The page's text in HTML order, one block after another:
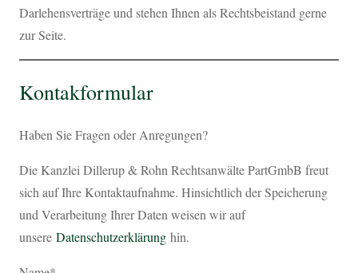
Darlehensverträge und stehen Ihnen als Rechtsbeistand gerne
zur Seite.
Kontakformular
Haben Sie Fragen oder Anregungen?
Die Kanzlei Dillerup & Rohn Rechtsanwälte PartGmbB freut
sich auf Ihre Kontaktaufnahme. Hinsichtlich der Speicherung
und Verarbeitung Ihrer Daten weisen wir auf
unsere Datenschutzerklärung hin.